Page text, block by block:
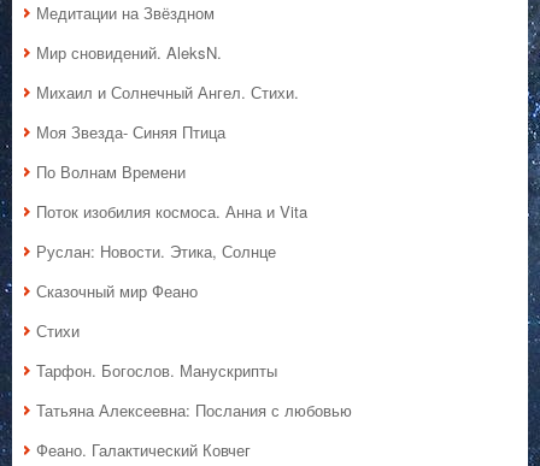
Медитации на Звёздном
Мир сновидений. AleksN.
Михаил и Солнечный Ангел. Стихи.
Моя Звезда- Синяя Птица
По Волнам Времени
Поток изобилия космоса. Анна и Vita
Руслан: Новости. Этика, Солнце
Сказочный мир Феано
Стихи
Тарфон. Богослов. Манускрипты
Татьяна Алексеевна: Послания с любовью
Феано. Галактический Ковчег